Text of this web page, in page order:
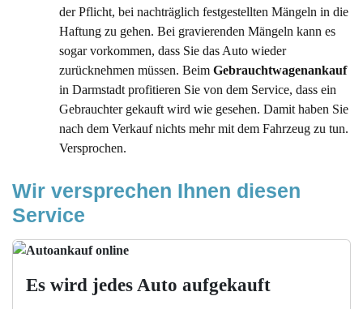
der Pflicht, bei nachträglich festgestellten Mängeln in die
Haftung zu gehen. Bei gravierenden Mängeln kann es
sogar vorkommen, dass Sie das Auto wieder
zurücknehmen müssen. Beim Gebrauchtwagenankauf
in Darmstadt profitieren Sie von dem Service, dass ein
Gebrauchter gekauft wird wie gesehen. Damit haben Sie
nach dem Verkauf nichts mehr mit dem Fahrzeug zu tun.
Versprochen.
Wir versprechen Ihnen diesen
Service
Es wird jedes Auto aufgekauft